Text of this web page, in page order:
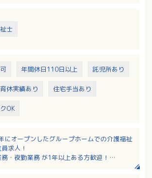
士
年間休日110日以上 託児所あり
休実績あり 住宅手当あり
OK
にオープンしたグループホームでの介護福祉
求人！
務・夜勤業務 が1年以上ある方歓迎！